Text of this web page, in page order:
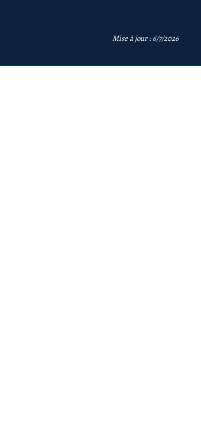
Mise à jour : 6/7/2026